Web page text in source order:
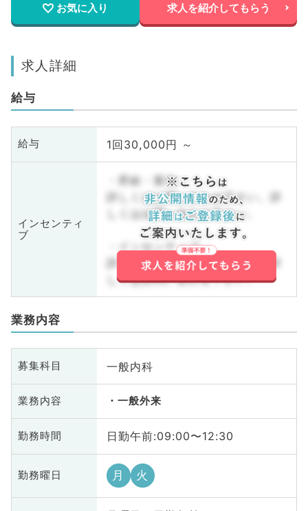
お気に入り 求人を紹介してもらう
求人詳細
給与
給与 1回30,000円 ～
インセンティ
ブ
・昇給・賞与
詳しくはお問い合わせ下さい。詳
しくはお問い合わせ下さい。
・インセンティブ
詳しくはお問い合わせ下さい。詳
しくはお問い合わせ下さい。
業務内容
募集科目 一般内科
業務内容 一般外来
勤務時間 日勤午前:09:00〜12:30
勤務曜日 月 火